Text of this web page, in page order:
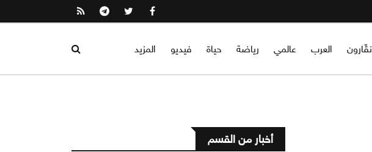
نقّارون العرب عالمي رياضة حياة فيديو المزيد
أخبار من القسم